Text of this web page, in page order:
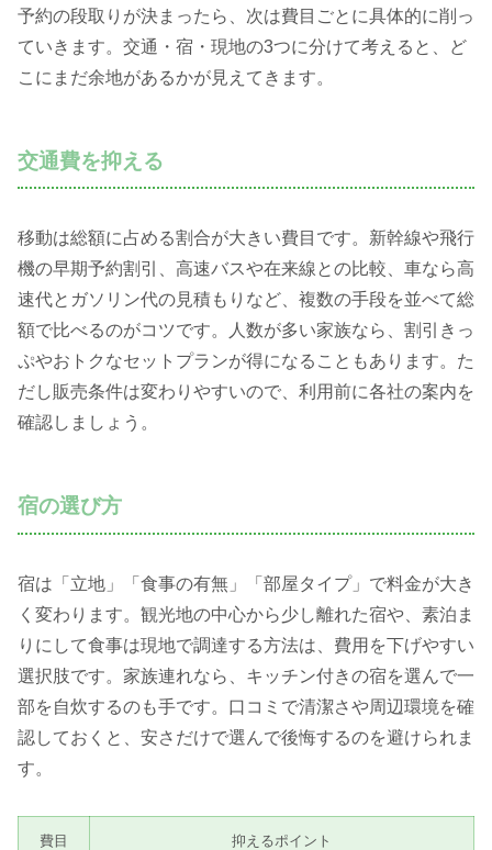
予約の段取りが決まったら、次は費目ごとに具体的に削っ
ていきます。交通・宿・現地の3つに分けて考えると、ど
こにまだ余地があるかが見えてきます。
交通費を抑える
移動は総額に占める割合が大きい費目です。新幹線や飛行
機の早期予約割引、高速バスや在来線との比較、車なら高
速代とガソリン代の見積もりなど、複数の手段を並べて総
額で比べるのがコツです。人数が多い家族なら、割引きっ
ぷやおトクなセットプランが得になることもあります。た
だし販売条件は変わりやすいので、利用前に各社の案内を
確認しましょう。
宿の選び方
宿は「立地」「食事の有無」「部屋タイプ」で料金が大き
く変わります。観光地の中心から少し離れた宿や、素泊ま
りにして食事は現地で調達する方法は、費用を下げやすい
選択肢です。家族連れなら、キッチン付きの宿を選んで一
部を自炊するのも手です。口コミで清潔さや周辺環境を確
認しておくと、安さだけで選んで後悔するのを避けられま
す。
費目 抑えるポイント